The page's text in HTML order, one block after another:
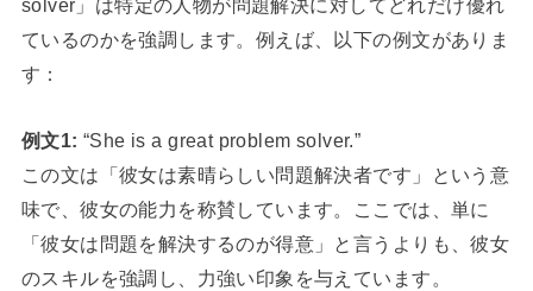
solver」は特定の人物が問題解決に対してどれだけ優れ
ているのかを強調します。例えば、以下の例文がありま
す：
例文1: “She is a great problem solver.”
この文は「彼女は素晴らしい問題解決者です」という意
味で、彼女の能力を称賛しています。ここでは、単に
「彼女は問題を解決するのが得意」と言うよりも、彼女
のスキルを強調し、力強い印象を与えています。